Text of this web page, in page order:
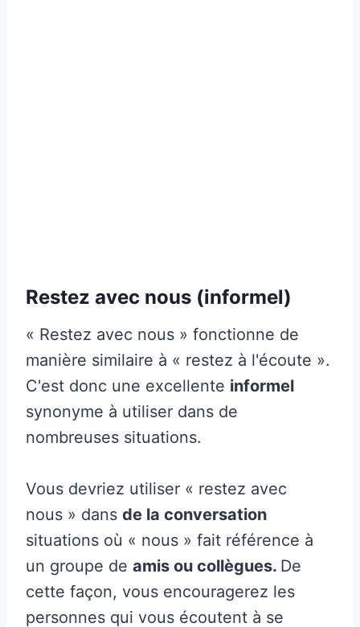
Restez avec nous (informel)
« Restez avec nous » fonctionne de
manière similaire à « restez à l'écoute ».
C'est donc une excellente informel
synonyme à utiliser dans de
nombreuses situations.
Vous devriez utiliser « restez avec
nous » dans de la conversation
situations où « nous » fait référence à
un groupe de amis ou collègues. De
cette façon, vous encouragerez les
personnes qui vous écoutent à se